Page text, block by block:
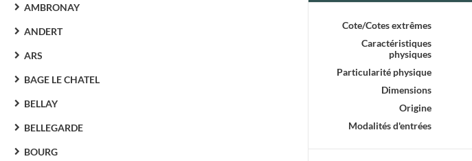
AMBRONAY
ANDERT
ARS
BAGE LE CHATEL
BELLAY
BELLEGARDE
BOURG
Cote/Cotes extrêmes
Caractéristiques
physiques
Particularité physique
Dimensions
Origine
Modalités d'entrées